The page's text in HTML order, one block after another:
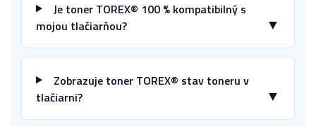
Je toner TOREX® 100 % kompatibilný s
mojou tlačiarňou?
▼
Zobrazuje toner TOREX® stav toneru v
tlačiarni?
▼